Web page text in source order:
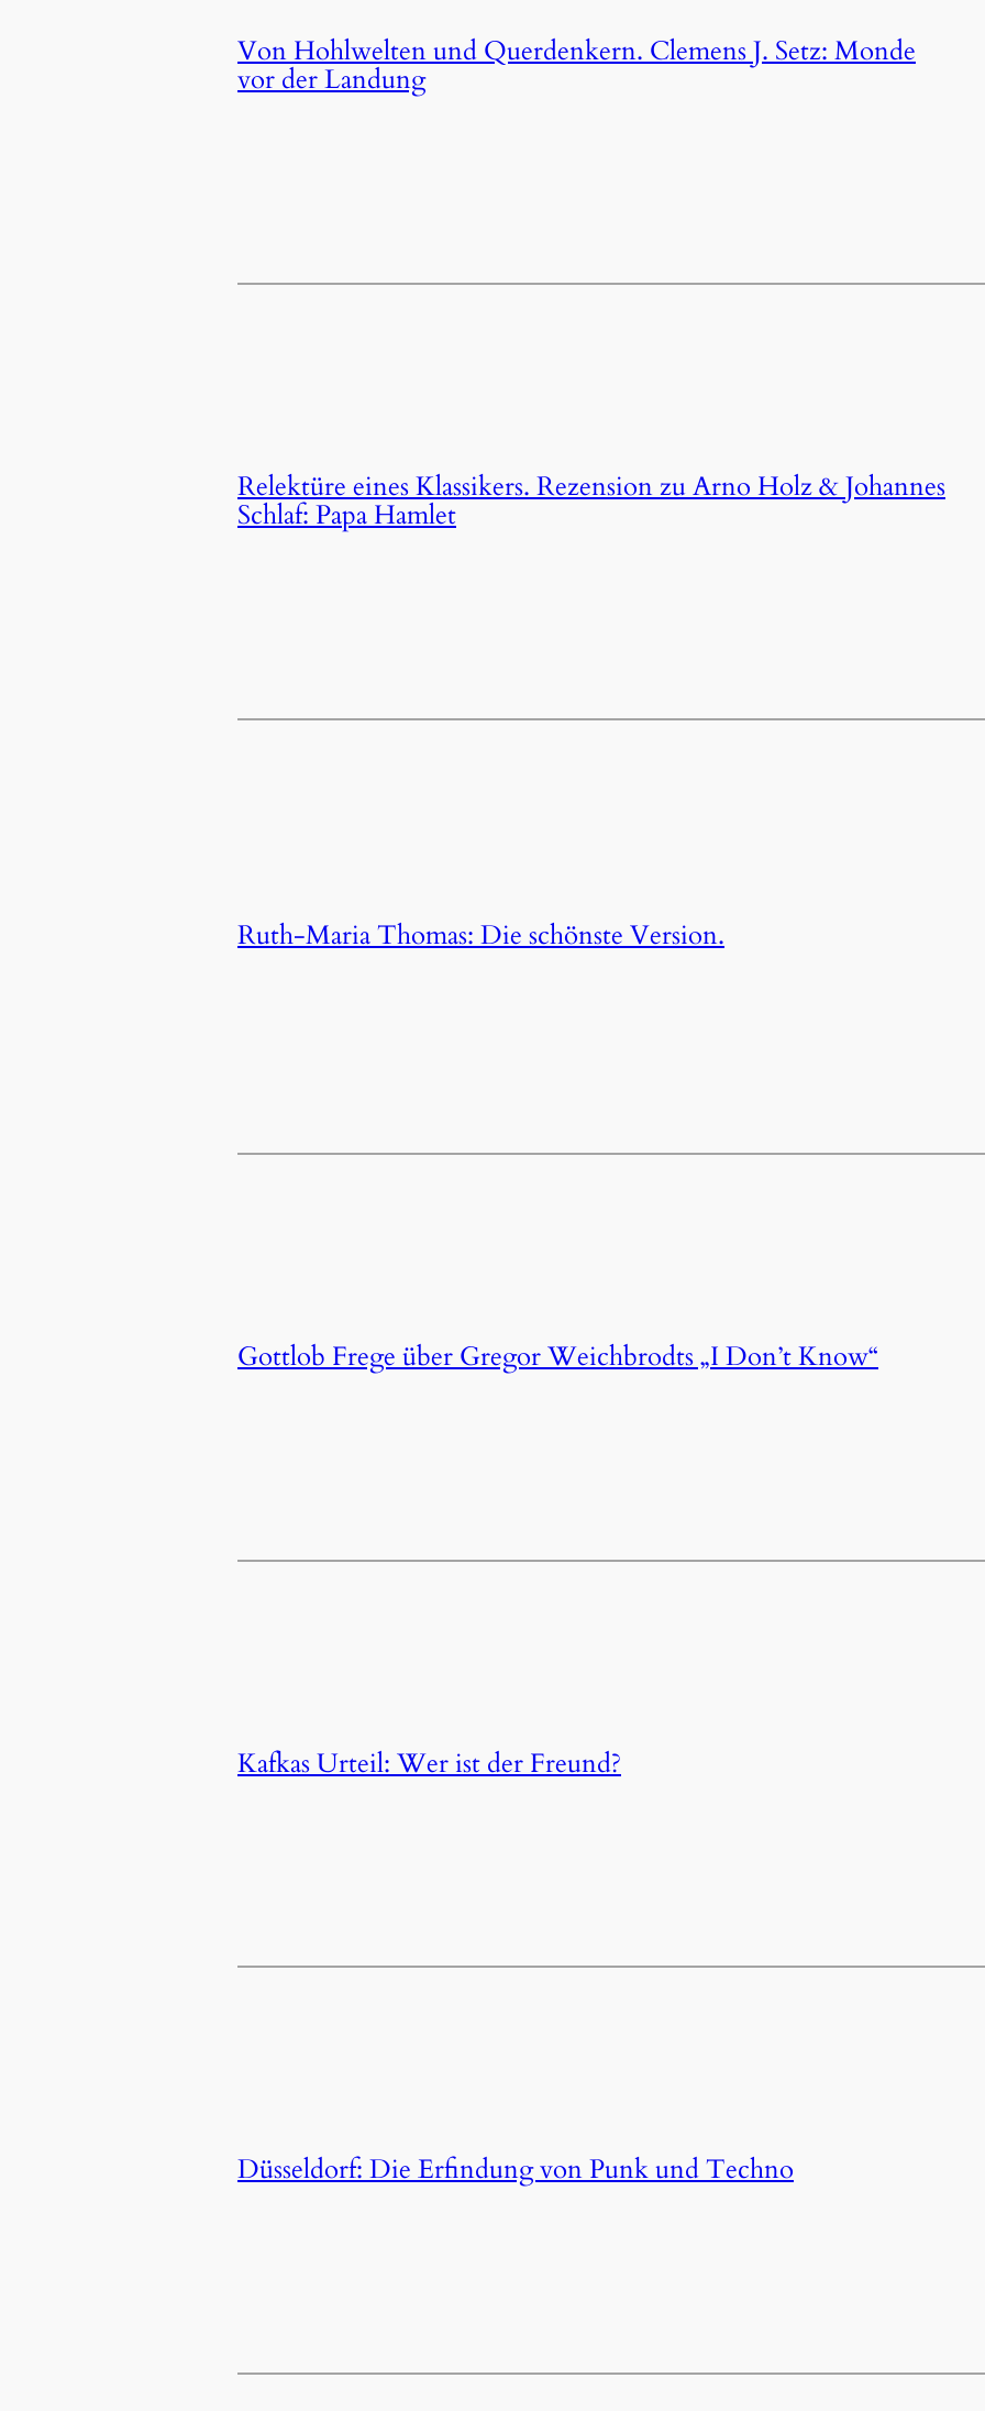
Von Hohlwelten und Querdenkern. Clemens J. Setz: Monde
vor der Landung
Relektüre eines Klassikers. Rezension zu Arno Holz & Johannes
Schlaf: Papa Hamlet
Ruth-Maria Thomas: Die schönste Version.
Gottlob Frege über Gregor Weichbrodts „I Don’t Know“
Kafkas Urteil: Wer ist der Freund?
Düsseldorf: Die Erfindung von Punk und Techno